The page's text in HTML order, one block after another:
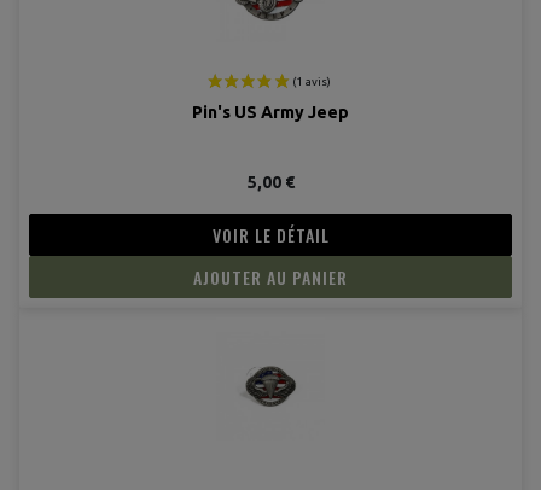
Pin's US Army Jeep
5,00 €
VOIR LE DÉTAIL
AJOUTER AU PANIER